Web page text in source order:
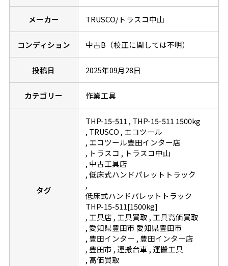
メーカー TRUSCO/トラスコ中山
コンディション 中古B（校正に関しては不明）
投稿日 2025年09月28日
カテゴリー 作業工具
タグ
THP-15-511 THP-15-511 1500kg
TRUSCO エコツール
エコツール豊田インター店
トラスコ
トラスコ中山
中古工具店
低床式ハンドパレットトラック
低床式ハンドパレットトラック
THP-15-511[1500kg]
工具店 工具買取 工具高価買取
愛知県豊田市 愛知県豊田市
豊田インター
豊田インター店
豊田市 運搬台車 運搬工具
高価買取